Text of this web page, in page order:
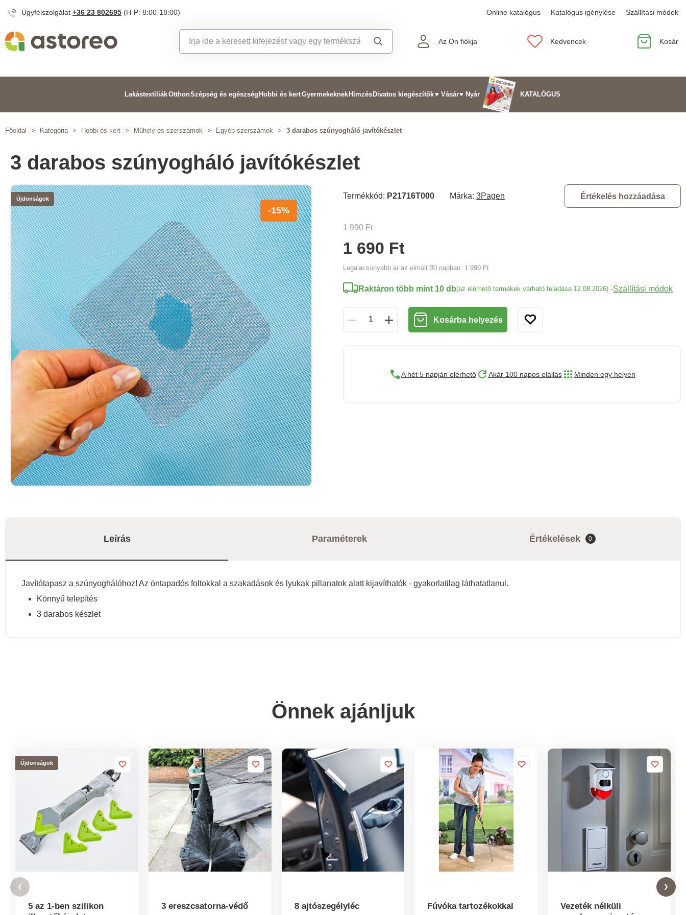
Ügyfélszolgálat +36 23 802695 (H-P: 8:00-18:00) Online katalógus Katalógus igénylése Szállítási módok
Az Ön fiókja Kedvencek Kosár
LakástextíliákOtthonSzépség és egészség Hobbi és kertGyermekeknek Hímzés Divatos kiegészítők♥ Vásár♥ Nyár KATALÓGUS
Főoldal > Kategória > Hobbi és kert > Műhely és szerszámok > Egyéb szerszámok > 3 darabos szúnyogháló javítókészlet
3 darabos szúnyogháló javítókészlet
Újdonságok
-15%
Termékkód: P21716T000 Márka: 3Pagen Értékelés hozzáadása
1 990 Ft
1 690 Ft
Legalacsonyabb ár az elmúlt 30 napban: 1 990 Ft
Raktáron több mint 10 db(az elérhető termékek várható feladása 12.08.2026) -Szállítási módok
Kosárba helyezés
A hét 5 napján elérhető Akár 100 napos elállás Minden egy helyen
Leírás Paraméterek Értékelések 0
Javítótapasz a szúnyoghálóhoz! Az öntapadós foltokkal a szakadások és lyukak pillanatok alatt kijavíthatók - gyakorlatilag láthatatlanul.
Könnyű telepítés
3 darabos készlet
Önnek ajánljuk
Újdonságok
5 az 1-ben szilikon
3 ereszcsatorna-védő 8 ajtószegélyléc Fúvóka tartozékokkal
Vezeték nélküli